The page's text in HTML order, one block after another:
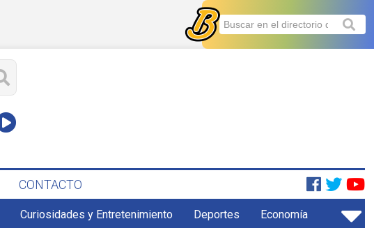
CONTACTO
Curiosidades y Entretenimiento Deportes Economía